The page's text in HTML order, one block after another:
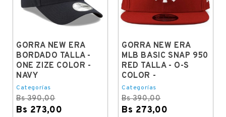
GORRA NEW ERA
BORDADO TALLA -
ONE ZIZE COLOR -
NAVY
Categorías
Bs 390,00
Bs 273,00
GORRA NEW ERA
MLB BASIC SNAP 950
RED TALLA - O-S
COLOR -
Categorías
Bs 390,00
Bs 273,00